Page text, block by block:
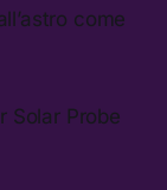
come
Solar Probe